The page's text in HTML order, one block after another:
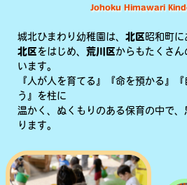
Johoku Himawari
城北ひまわり幼稚園は、 北区昭和町に
北区 をはじめ、 荒川区からもたくさ
います。
『人が人を育てる』『命を預かる』
う』を柱に
温かく、ぬくもりのある保育の中で
ります。